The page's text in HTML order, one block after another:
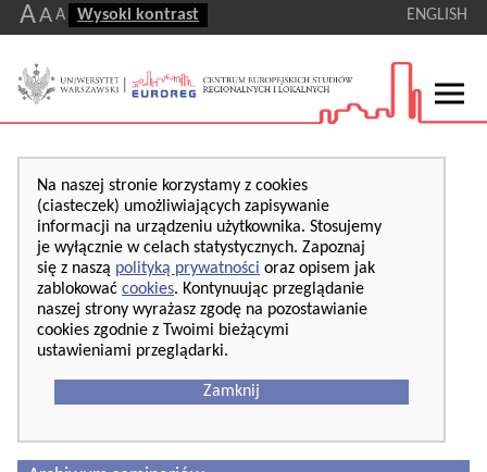
AA A Wysoki kontrast ENGLISH
Na naszej stronie korzystamy z cookies
(ciasteczek) umożliwiających zapisywanie
informacji na urządzeniu użytkownika. Stosujemy
je wyłącznie w celach statystycznych. Zapoznaj
się z naszą polityką prywatności oraz opisem jak
zablokować cookies. Kontynuując przeglądanie
naszej strony wyrażasz zgodę na pozostawianie
cookies zgodnie z Twoimi bieżącymi
ustawieniami przeglądarki.
Zamknij